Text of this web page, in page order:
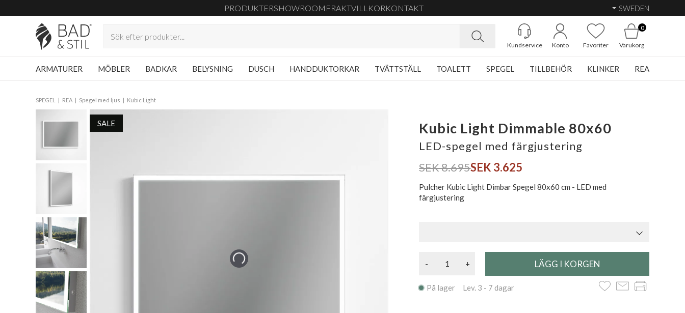
PRODUKTERSHOWROOM FRAKTVILLKORKONTAKT SWEDEN
Kundservice Konto Favoriter
0
Varukorg
ARMATURER MÖBLER BADKAR BELYSNING DUSCH HANDDUKTORKAR TVÄTTSTÄLL TOALETT SPEGEL TILLBEHÖR KLINKER REA
SPEGEL REA Spegel med ljus Kubic Light
SALE Kubic Light Dimmable 80x60
LED-spegel med färgjustering
SEK 8.695SEK 3.625
Pulcher Kubic Light Dimbar Spegel 80x60 cm - LED med
färgjustering
- +
På lager Lev. 3 - 7 dagar